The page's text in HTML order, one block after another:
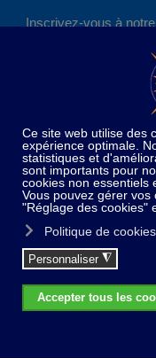
Inscrivez-vous à
Home
ionique